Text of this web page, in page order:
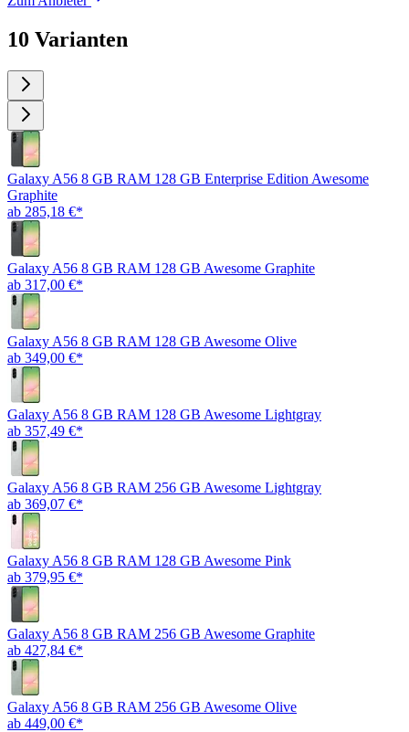
10 Varianten
Galaxy A56 8 GB RAM 128 GB Enterprise Edition Awesome
Graphite
ab 285,18 €*
Galaxy A56 8 GB RAM 128 GB Awesome Graphite
ab 317,00 €*
Galaxy A56 8 GB RAM 128 GB Awesome Olive
ab 349,00 €*
Galaxy A56 8 GB RAM 128 GB Awesome Lightgray
ab 357,49 €*
Galaxy A56 8 GB RAM 256 GB Awesome Lightgray
ab 369,07 €*
Galaxy A56 8 GB RAM 128 GB Awesome Pink
ab 379,95 €*
Galaxy A56 8 GB RAM 256 GB Awesome Graphite
ab 427,84 €*
Galaxy A56 8 GB RAM 256 GB Awesome Olive
ab 449,00 €*